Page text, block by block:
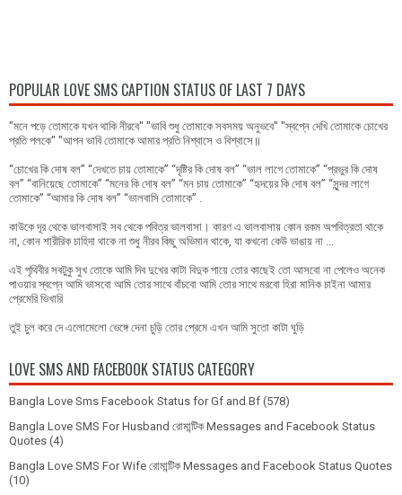
POPULAR LOVE SMS CAPTION STATUS OF LAST 7 DAYS
"মনে পড়ে তোমাকে যখন থাকি নীরবে" "ভাবি শুধু তোমাকে সবসময় অনুভবে" "স্বপ্নে দেখি তোমাকে চোখের
প্রতি পলকে" "আপন ভাবি তোমাকে আমার প্রতি নিশ্বাসে ও বিশ্বাসে॥
“চোখের কি দোষ বল” “দেখতে চায় তোমাকে” “দৃষ্টির কি দোষ বল” “ভাল লাগে তোমাকে” “প্রভুর কি দোষ
বল” “বানিয়েছে তোমাকে” “মনের কি দোষ বল” “মন চায় তোমাকে” “হৃদয়ের কি দোষ বল” “সুন্দর লাগে
তোমাকে” “আমার কি দোষ বল” “ভালবাসি তোমাকে” .
কাউকে দূর থেকে ভালবাসাই সব থেকে পবিত্র ভালবাসা। কারণ এ ভালবাসায় কোন রকম অপবিত্রতা থাকে
না, কোন শারীরিক চাহিদা থাকে না শুধু নীরব কিছু অভিমান থাকে, যা কখনো কেউ ভাঙায় না ...
এই পৃথিবীর সবটুকু সুখ তোকে আমি দিব দুখের কাটা বিদুক পায়ে তোর কাছেই তো আসবো না পেলেও অনেক
পাওয়ার স্বপ্নে আমি ভাসবো আমি তোর সাথে বাঁচবো আমি তোর সাথে মরবো হিরা মানিক চাইনা আমার
প্রেমেরি ভিখারি
তুই চুল করে দে এলোমেলো ভেঙ্গে দেনা চুড়ি তোর প্রেমে এখন আমি সুতো কাটা ঘুড়ি
LOVE SMS AND FACEBOOK STATUS CATEGORY
Bangla Love Sms Facebook Status for Gf and Bf (578)
Bangla Love SMS For Husband রোমান্টিক Messages and Facebook Status
Quotes (4)
Bangla Love SMS For Wife রোমান্টিক Messages and Facebook Status Quotes
(10)